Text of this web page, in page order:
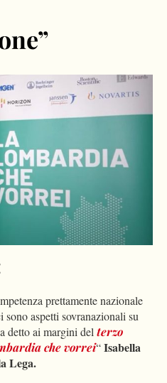
prettamente nazionale
aspetti sovranazionali su
detto ai margini del terzo
che vorrei“Isabella
Lega.